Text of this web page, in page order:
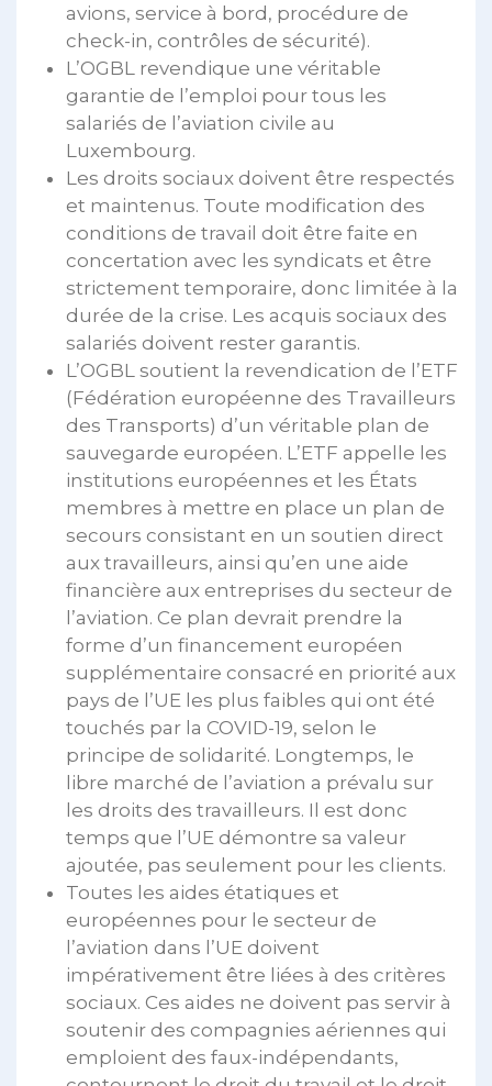
avions, service à bord, procédure de
check-in, contrôles de sécurité).
L’OGBL revendique une véritable
garantie de l’emploi pour tous les
salariés de l’aviation civile au
Luxembourg.
Les droits sociaux doivent être respectés
et maintenus. Toute modification des
conditions de travail doit être faite en
concertation avec les syndicats et être
strictement temporaire, donc limitée à la
durée de la crise. Les acquis sociaux des
salariés doivent rester garantis.
L’OGBL soutient la revendication de l’ETF
(Fédération européenne des Travailleurs
des Transports) d’un véritable plan de
sauvegarde européen. L’ETF appelle les
institutions européennes et les États
membres à mettre en place un plan de
secours consistant en un soutien direct
aux travailleurs, ainsi qu’en une aide
financière aux entreprises du secteur de
l’aviation. Ce plan devrait prendre la
forme d’un financement européen
supplémentaire consacré en priorité aux
pays de l’UE les plus faibles qui ont été
touchés par la COVID-19, selon le
principe de solidarité. Longtemps, le
libre marché de l’aviation a prévalu sur
les droits des travailleurs. Il est donc
temps que l’UE démontre sa valeur
ajoutée, pas seulement pour les clients.
Toutes les aides étatiques et
européennes pour le secteur de
l’aviation dans l’UE doivent
impérativement être liées à des critères
sociaux. Ces aides ne doivent pas servir à
soutenir des compagnies aériennes qui
emploient des faux-indépendants,